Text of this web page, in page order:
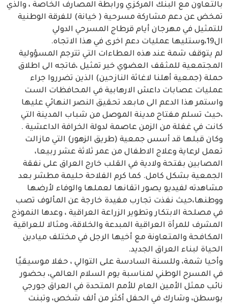
بالتعاون مع البنك المركزي ورابطة المصارف الخاصة ، والذي
تمخض عن دعم مشاركة مسرحية ( خيانة) للفرقة الوطنية
للتمثيل في مهرجان أيام قرطاج المسرحي الدولي
ال19،وستليها عمليات دعم اخرى في هذا الاتجاه.
لم يتوقف شمة عند هذه العطاءات التي تترجم المسؤولية
المجتمعية للمثقف العضوي خير تمثيل ،فاتجه الى اطلاق
حملة (جمعية أهلنا لاغاثة النازحين) الذين تضرروا جراء
عمليات عصابات داعش الارهابية في المحافظات الست
واستمر هذا الدعم الى مابعد تحقيق النصر النهائي عليها
،حيث تسلم مفتاح مدينة الموصل من شباب المدينة التي
كانت في غفلة من الزمن عاصمة لدولة الخرافة الداعشية .
وكان قبلها قد أسس جمعية (طريق الزهور) التي مازالت
تعمل لرعاية وعلاج الاطفال من عمر ثلاثة عشر ربيعا،
المصابين بفتحة ولادية في القلب خارج العراق على نفقة
الجمعية بشكل كامل. كما كرم الفلاحة حليمة مطشر بعد
مشاهدته لفيديو يصور اتقانها لعملها والوفاء لأرضها
ووطنها،حيث نفذت تجارب مفيدة خارجة عن المألوف تصب
في مصلحة الابتكار وتطوير الزراعة العراقية ، وعدها النموذج
المشرف للمرأة العراقية المبدعة والخلاقة، ومثالا للعراقية
المكافحة والمتعاونة مع أخيها الرجل في مختلف ميادين
الحياة لبناء العراق الجديد.
وأحيا شمة، وللسنة السادسة على التوالي ، حفلا موسيقيًا
في المسرح الوطني لمناسبة يوم السلام العالمي، بحضور
نائب ممثل الأمين العام للأمم المتحدة في العراق جورجي
بوسطن، وشارك في الحفل أكثر من ألف شخص، وتبنت